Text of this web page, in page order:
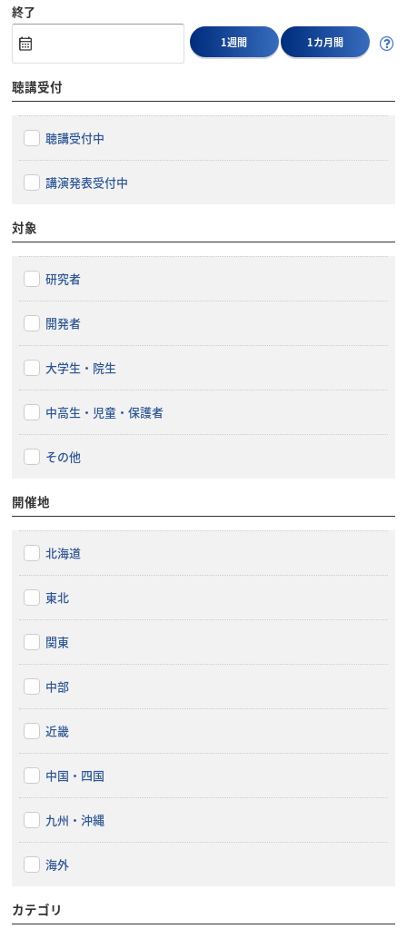
終了
1週間 1カ月間
聴講受付
聴講受付中
講演発表受付中
対象
研究者
開発者
大学生・院生
中高生・児童・保護者
その他
開催地
北海道
東北
関東
中部
近畿
中国・四国
九州・沖縄
海外
カテゴリ